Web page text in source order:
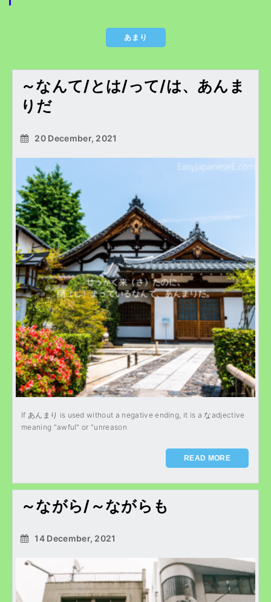
あまり
～なんて/とは/って/は、あんま
りだ
20 December, 2021
If あんまり is used without a negative ending, it is a なadjective
meaning "awful" or "unreason
READ MORE
～ながら/～ながらも
14 December, 2021